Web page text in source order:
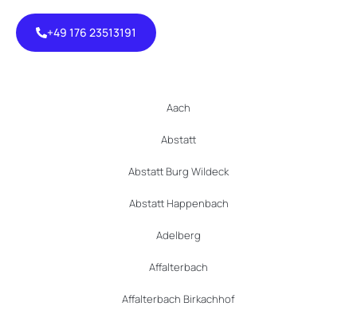
+49 176 23513191
Aach
Abstatt
Abstatt Burg Wildeck
Abstatt Happenbach
Adelberg
Affalterbach
Affalterbach Birkachhof